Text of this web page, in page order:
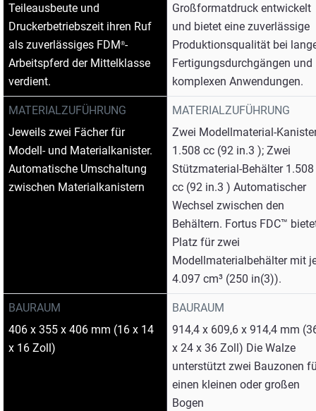
Teileausbeute und
Druckerbetriebszeit ihren Ruf
als zuverlässiges FDM ®-
Arbeitspferd der Mittelklasse
verdient.
MATERIALZUFÜHRUNG
Jeweils zwei Fächer für
Modell- und Materialkanister.
Automatische Umschaltung
zwischen Materialkanistern
BAURAUM
406 x 355 x 406 mm (16 x 14
x 16 Zoll)
Großformatdruck entwickelt
und bietet eine zuverlässige
Produktionsqualität bei
Fertigungsdurchgängen und
komplexen Anwendungen.
MATERIALZUFÜHRUNG
Zwei Modellmaterial-
1.508 cc (92 in.3 ); Zwei
Stützmaterial-Behälter 1.508
cc (92 in.3 ) Automatischer
Wechsel zwischen den
Behältern. Fortus FDC™
Platz für zwei
Modellmaterialbehälter mit
4.097 cm³ (250 in(3)).
BAURAUM
914,4 x 609,6 x 914,4 mm
x 24 x 36 Zoll) Die Walze
unterstützt zwei Bauzonen
einen kleinen oder großen
Bogen